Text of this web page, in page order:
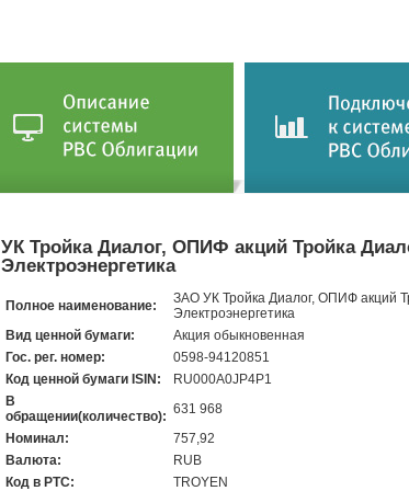
УК Тройка Диалог, ОПИФ акций Тройка
Электроэнергетика
Полное наименование:
ЗАО УК Тройка Диалог, ОПИФ акций
Электроэнергетика
Вид ценной бумаги:
Акция обыкновенная
Гос. рег. номер:
0598-94120851
Код ценной бумаги ISIN:
RU000A0JP4P1
В
обращении(количество): 631 968
Номинал:
757,92
Валюта:
RUB
Код в РТС:
TROYEN